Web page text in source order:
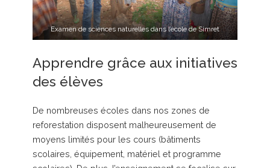
Examen de sciences naturelles dans l’école de Simret
Apprendre grâce aux initiatives
des élèves
De nombreuses écoles dans nos zones de
reforestation disposent malheureusement de
moyens limités pour les cours (bâtiments
scolaires, équipement, matériel et programme